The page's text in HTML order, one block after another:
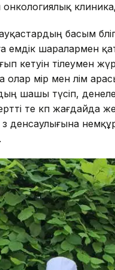
онкологиялық
басым
емдік шаралармен
кетуін тілеумен
олар өмір мен өлім
шашы түсіп,
те көп
денсаулығына